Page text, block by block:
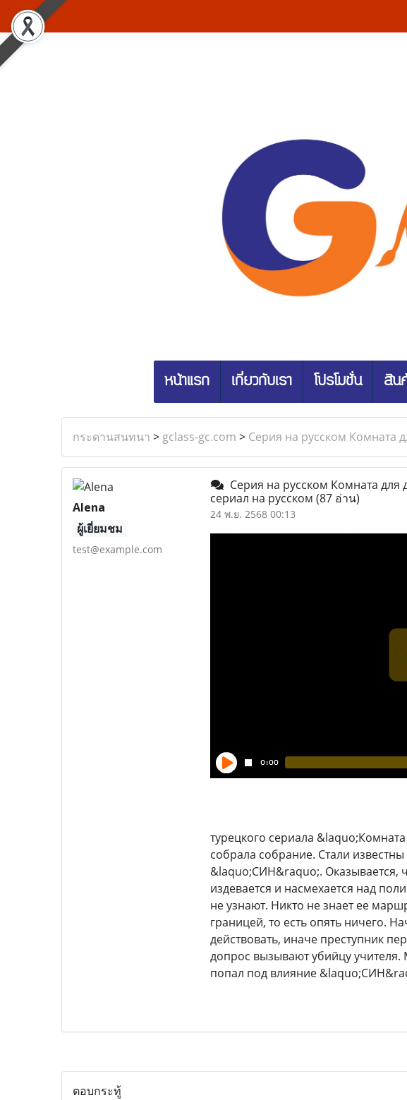
หน้าแรก เกี่ยวกับเรา โปรโมชั่น สิน
กระดานสนทนา > gclass-gc.com > Серия на русском Комната
Alena
ผู้เยี่ยมชม
test@example.com
Серия на русском Комната для
сериал на русском (87 อ่าน)
24 พ.ย. 2568 00:13
турецкого сериала
собрала собрание. Стали
&laquo;СИН&raquo;. Оказывается,
издевается и насмехается над
не узнают. Никто не знает ее
границей, то есть опять ничего.
действовать, иначе преступник
допрос вызывают убийцу учителя.
попал под влияние
ตอบกระทู้